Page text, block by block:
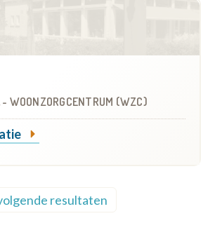
- WOONZORGCENTRUM (WZC)
resultaten